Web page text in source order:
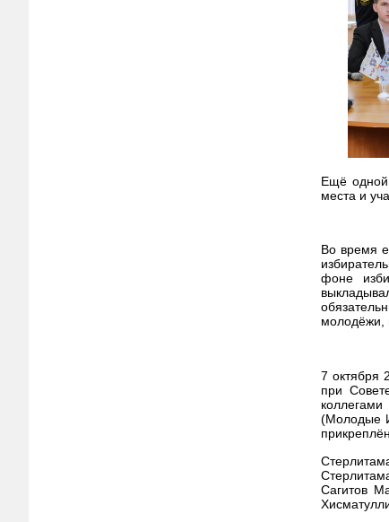
Ещё одной
места и
Во время
фоне
молодёжи,
7 октября
при
(Молодые
Сагитов